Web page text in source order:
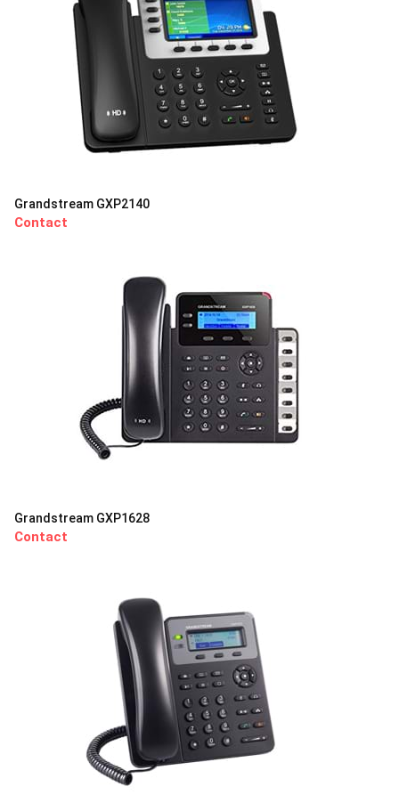
Grandstream GXP2140
Contact
Grandstream GXP1628
Contact